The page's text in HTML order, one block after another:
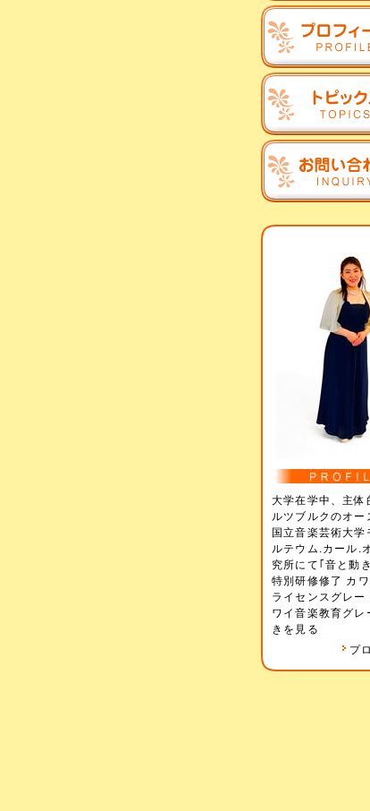
大学在学中、主体
ルツブルクのオー
国立音楽芸術大学
ルテウム.カール.
究所にて｢音と動
特別研修修了 カ
ライセンスグレー
ワイ音楽教育グレ
きを見る
プ